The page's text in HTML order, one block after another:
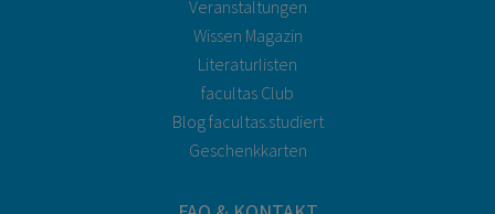
Veranstaltungen
Wissen Magazin
Literaturlisten
facultas Club
Blog facultas.studiert
Geschenkkarten